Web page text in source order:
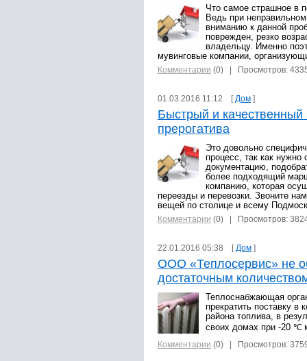
Что самое страшное в
Ведь при
вниманию к данной
поврежден, резко
владельцу. Именно
мувинговые компании,
Комментарии (0) | Просмотров:
01.03.2016 11:12 [ Дом ]
Быстрый и
прерогатива
Это довольно
процесс, так как нужно
документацию,
более подходящий
компанию, которая
переезды и перевозки. Звоните
вещей по столице и всему
Комментарии (0) | Просмотров:
22.01.2016 05:38 [ Дом ]
ООО «Теплосервис» не
достаточным
Теплоснабжающая
прекратить поставку в
района топлива, в
своих домах при -20 ℃
Комментарии (0) | Просмотров: